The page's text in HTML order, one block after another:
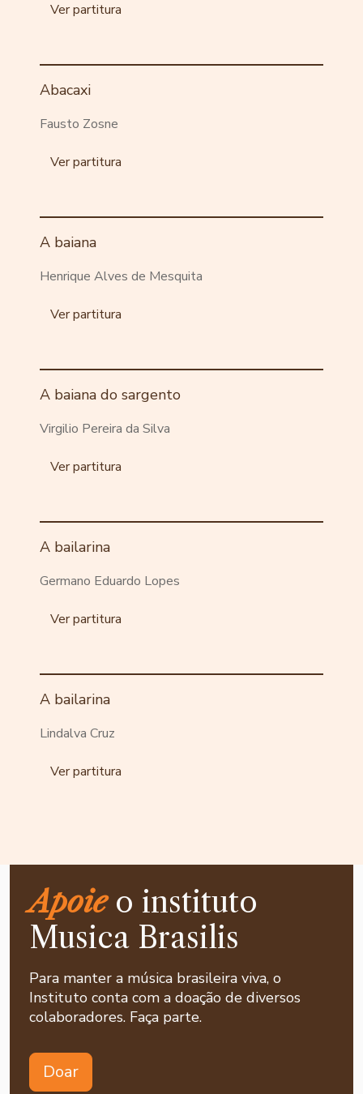
Ver partitura
Abacaxi
Fausto Zosne
Ver partitura
A baiana
Henrique Alves de Mesquita
Ver partitura
A baiana do sargento
Virgilio Pereira da Silva
Ver partitura
A bailarina
Germano Eduardo Lopes
Ver partitura
A bailarina
Lindalva Cruz
Ver partitura
Apoieo instituto
Musica Brasilis
Para manter a música brasileira viva, o
Instituto conta com a doação de diversos
colaboradores. Faça parte.
Doar